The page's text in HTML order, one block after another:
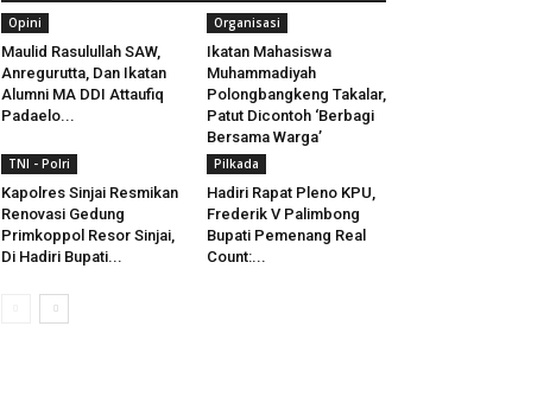
Opini
Maulid Rasulullah SAW,
Anregurutta, Dan Ikatan
Alumni MA DDI Attaufiq
Padaelo...
Organisasi
Ikatan Mahasiswa
Muhammadiyah
Polongbangkeng Takalar,
Patut Dicontoh ‘Berbagi
Bersama Warga’
TNI - Polri
Kapolres Sinjai Resmikan
Renovasi Gedung
Primkoppol Resor Sinjai,
Di Hadiri Bupati...
Pilkada
Hadiri Rapat Pleno KPU,
Frederik V Palimbong
Bupati Pemenang Real
Count:...